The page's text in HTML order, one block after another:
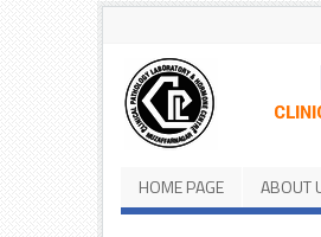
HOME PAGE ABOUT